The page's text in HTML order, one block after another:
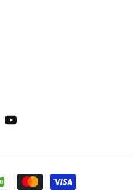
YouTube